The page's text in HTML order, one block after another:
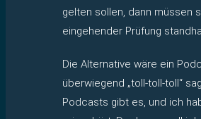
gelten sollen, dann müssen
eingehender Prüfung
Die Alternative wäre ein
überwiegend „toll-toll-toll“
Podcasts gibt es, und ich